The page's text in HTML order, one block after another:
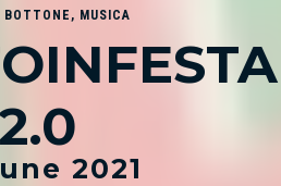
BOTTONE , MUSICA
2021